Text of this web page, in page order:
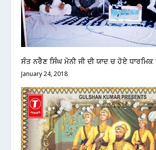
ਸੰਤ ਨਰੈਣ ਸਿੰਘ ਮੋਨੀ ਜੀ ਦੀ ਯਾਦ ਚ ਹੋਏ ਧਾਰਮਿਕ
January 24, 2018